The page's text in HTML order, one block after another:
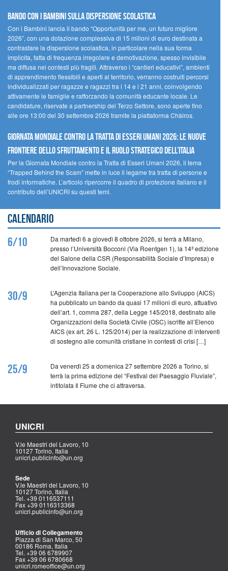
Bando Con i Bambini sulla dispersione scolastica
Con i Bambini lancia il bando “Opportunità per me, un futuro migliore
2026”, con una dotazione complessiva di 15 milioni di euro destinata a
contrastare la dispersione scolastica, in particolare nella sua forma
implicita, fatta di frequenza irregolare e demotivazione, spesso invisibile
ma diffusa nei contesti più fragili. Attraverso i “cantieri educativi”, ambienti
di apprendimento flessibili e aperti al territorio, verranno costruiti percorsi
individualizzati per ragazze e ragazzi tra i 14 e i 21 anni, coinvolgendo
attivamente le famiglie e rafforzando la comunità educante locale. Le
candidature, riservate a partnership del Terzo Settore, sono aperte fino
alle ore 13:00 del 30 settembre 2026 tramite la piattaforma Chàiros.
GIORNATA MONDIALE CONTRO LA TRATTA DI ESSERI UMANI 2026: LE NUOVE
FRONTIERE DELLO SFRUTTAMENTO E IL RUOLO STRATEGICO DELL’ITALIA
Per la Giornata Mondiale contro la Tratta di Esseri Umani 2026, il tema
“Trapped Behind the Scam” mette in luce il legame tra tratta di persone e
frodi informatiche. L’articolo ripercorre il quadro di protezione italiano e il
contributo dell’UNICRI su questi temi.
Calendario
6/10
Da martedì 6 a giovedì 8 ottobre 2026, si terrà a Milano,
presso l’Università Bocconi (Via Roentgen 1), la 14ª edizione
del Salone della CSR (Responsabilità Sociale d’Impresa) e
dell’Innovazione Sociale.
30/9
L’Agenzia Italiana per la Cooperazione allo Sviluppo (AICS)
ha pubblicato un bando da quasi 17 milioni di euro, attuativo
dell’art. 1, comma 287, della Legge 145/2018, destinato alle
Organizzazioni della Società Civile (OSC) iscritte all’Elenco
AICS (ex art. 26 L. 125/2014) per la realizzazione di interventi
di sostegno alle comunità cristiane in contesti di crisi […]
25/9
Da venerdì 25 a domenica 27 settembre 2026 a Torino, si
terrà la prima edizione del “Festival del Paesaggio Fluviale”,
intitolata Il Fiume che ci attraversa.
UNICRI
V.le Maestri del Lavoro, 10
10127 Torino, Italia
unicri.publicinfo@un.org
Sede
V.le Maestri del Lavoro, 10
10127 Torino, Italia
Tel. +39 0116537111
Fax +39 0116313368
unicri.publicinfo@un.org
Ufficio di Collegamento
Piazza di San Marco, 50
00186 Roma, Italia
Tel. +39 06 6789907
Fax +39 06 6780668
unicri.romeoffice@un.org